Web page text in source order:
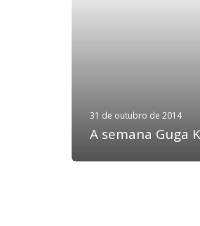
31 de outubro de 2014
A semana Guga